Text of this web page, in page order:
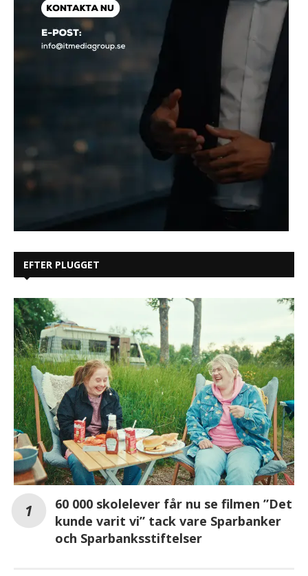
EFTER PLUGGET
60 000 skolelever får nu se filmen ”Det
kunde varit vi” tack vare Sparbanker
och Sparbanksstiftelser